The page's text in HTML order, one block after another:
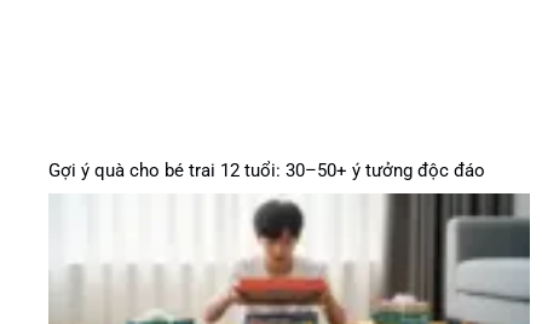
Gợi ý quà cho bé trai 12 tuổi: 30–50+ ý tưởng độc đáo